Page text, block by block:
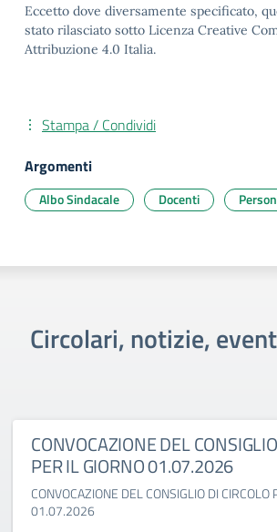
Eccetto dove diversamente specificato,
stato rilasciato sotto Licenza Creative
Attribuzione 4.0 Italia.
Stampa / Condividi
Argomenti
Albo Sindacale Docenti
Circolari, notizie,
CONVOCAZIONE DEL
PER IL GIORNO 01.07.2026
CONVOCAZIONE DEL CONSIGLIO DI CIRCOLO
01.07.2026